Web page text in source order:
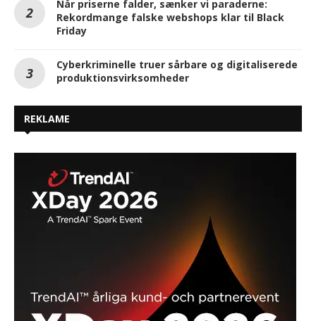
Når priserne falder, sænker vi paraderne:
Rekordmange falske webshops klar til Black
Friday
Cyberkriminelle truer sårbare og digitaliserede
produktionsvirksomheder
REKLAME